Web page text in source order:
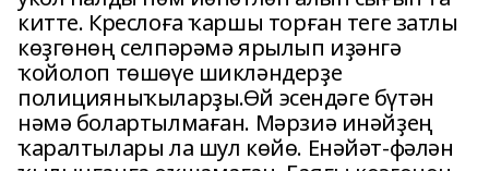
китте. Креслоға ҡаршы торған теге затлы
көҙгөнөң селпәрәмә ярылып иҙәнгә
ҡойолоп төшөүе шикләндерҙе
полицияныҡыларҙы.Өй эсендәге бүтән
нәмә болартылмаған. Мәрзиә инәйҙең
ҡаралтылары ла шул көйө. Енәйәт-фәлән